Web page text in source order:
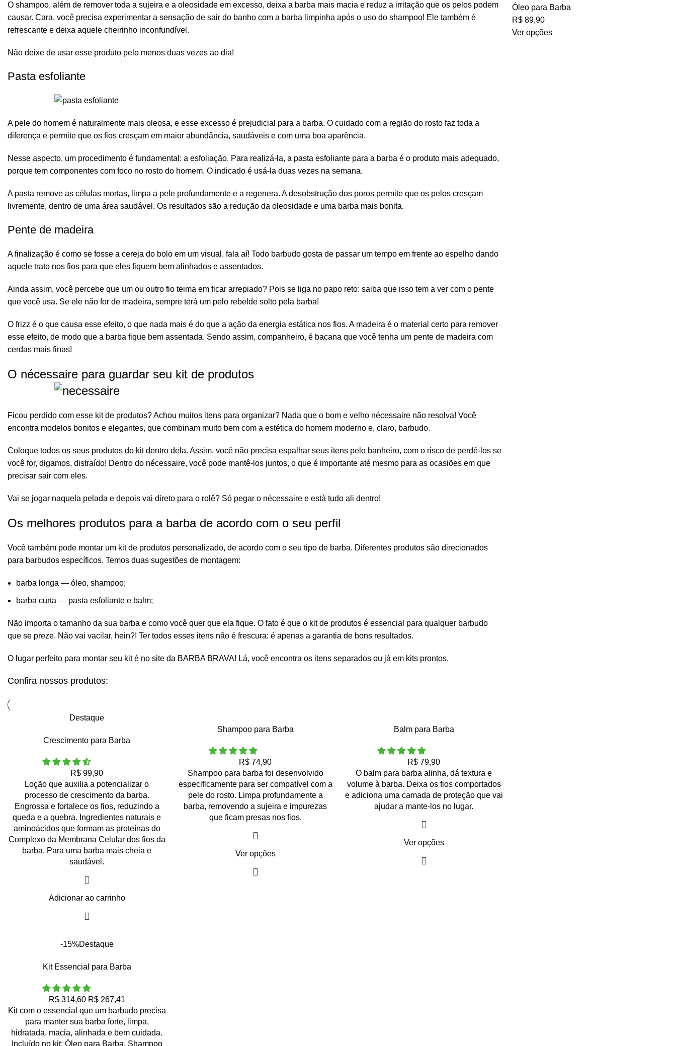
O shampoo, além de remover toda a sujeira e a oleosidade em excesso, deixa a barba mais macia e reduz a irritação que os pelos podem
causar. Cara, você precisa experimentar a sensação de sair do banho com a barba limpinha após o uso do shampoo! Ele também é
refrescante e deixa aquele cheirinho inconfundível.
Não deixe de usar esse produto pelo menos duas vezes ao dia!
Pasta esfoliante
A pele do homem é naturalmente mais oleosa, e esse excesso é prejudicial para a barba. O cuidado com a região do rosto faz toda a
diferença e permite que os fios cresçam em maior abundância, saudáveis e com uma boa aparência.
Nesse aspecto, um procedimento é fundamental: a esfoliação. Para realizá-la, a pasta esfoliante para a barba é o produto mais adequado,
porque tem componentes com foco no rosto do homem. O indicado é usá-la duas vezes na semana.
A pasta remove as células mortas, limpa a pele profundamente e a regenera. A desobstrução dos poros permite que os pelos cresçam
livremente, dentro de uma área saudável. Os resultados são a redução da oleosidade e uma barba mais bonita.
Pente de madeira
A finalização é como se fosse a cereja do bolo em um visual, fala aí! Todo barbudo gosta de passar um tempo em frente ao espelho dando
aquele trato nos fios para que eles fiquem bem alinhados e assentados.
Ainda assim, você percebe que um ou outro fio teima em ficar arrepiado? Pois se liga no papo reto: saiba que isso tem a ver com o pente
que você usa. Se ele não for de madeira, sempre terá um pelo rebelde solto pela barba!
O frizz é o que causa esse efeito, o que nada mais é do que a ação da energia estática nos fios. A madeira é o material certo para remover
esse efeito, de modo que a barba fique bem assentada. Sendo assim, companheiro, é bacana que você tenha um pente de madeira com
cerdas mais finas!
O nécessaire para guardar seu kit de produtos
Ficou perdido com esse kit de produtos? Achou muitos itens para organizar? Nada que o bom e velho nécessaire não resolva! Você
encontra modelos bonitos e elegantes, que combinam muito bem com a estética do homem moderno e, claro, barbudo.
Coloque todos os seus produtos do kit dentro dela. Assim, você não precisa espalhar seus itens pelo banheiro, com o risco de perdê-los se
você for, digamos, distraído! Dentro do nécessaire, você pode mantê-los juntos, o que é importante até mesmo para as ocasiões em que
precisar sair com eles.
Vai se jogar naquela pelada e depois vai direto para o rolê? Só pegar o nécessaire e está tudo ali dentro!
Os melhores produtos para a barba de acordo com o seu perfil
Você também pode montar um kit de produtos personalizado, de acordo com o seu tipo de barba. Diferentes produtos são direcionados
para barbudos específicos. Temos duas sugestões de montagem:
barba longa — óleo, shampoo;
barba curta — pasta esfoliante e balm;
Não importa o tamanho da sua barba e como você quer que ela fique. O fato é que o kit de produtos é essencial para qualquer barbudo
que se preze. Não vai vacilar, hein?! Ter todos esses itens não é frescura: é apenas a garantia de bons resultados.
O lugar perfeito para montar seu kit é no site da BARBA BRAVA! Lá, você encontra os itens separados ou já em kits prontos.
Confira nossos produtos:
Destaque
Crescimento para Barba
R$ 99,90
Loção que auxilia a potencializar o
processo de crescimento da barba.
Engrossa e fortalece os fios, reduzindo a
queda e a quebra. Ingredientes naturais e
aminoácidos que formam as proteínas do
Complexo da Membrana Celular dos fios da
barba. Para uma barba mais cheia e
saudável.
Adicionar ao carrinho
Shampoo para Barba
R$ 74,90
Shampoo para barba foi desenvolvido
especificamente para ser compatível com a
pele do rosto. Limpa profundamente a
barba, removendo a sujeira e impurezas
que ficam presas nos fios.
Ver opções
Balm para Barba
R$ 79,90
O balm para barba alinha, dá textura e
volume à barba. Deixa os fios comportados
e adiciona uma camada de proteção que vai
ajudar a mante-los no lugar.
Ver opções
-15%Destaque
Kit Essencial para Barba
R$314,60 R$267,41
Kit com o essencial que um barbudo precisa
para manter sua barba forte, limpa,
hidratada, macia, alinhada e bem cuidada.
Incluído no kit: Óleo para Barba, Shampoo
Óleo para Barba
R$89,90
Ver opções